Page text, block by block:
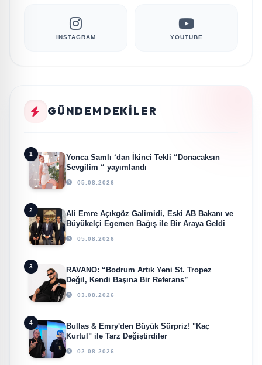
INSTAGRAM YOUTUBE
GÜNDEMDEKILER
1
Yonca Samlı ‘dan İkinci Tekli “Donacaksın
Sevgilim “ yayımlandı
05.08.2026
2
Ali Emre Açıkgöz Galimidi, Eski AB Bakanı ve
Büyükelçi Egemen Bağış ile Bir Araya Geldi
05.08.2026
3
RAVANO: “Bodrum Artık Yeni St. Tropez
Değil, Kendi Başına Bir Referans”
03.08.2026
4
Bullas & Emry'den Büyük Sürpriz! "Kaç
Kurtul" ile Tarz Değiştirdiler
02.08.2026